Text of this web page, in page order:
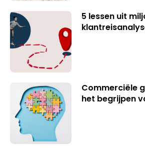
5 lessen uit
Commerciële
het begrijpen